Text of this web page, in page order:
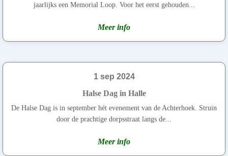
jaarlijks een Memorial Loop. Voor het eerst gehouden...
Meer info
1 sep 2024
Halse Dag in Halle
De Halse Dag is in september hét evenement van de Achterhoek. Struin
door de prachtige dorpsstraat langs de...
Meer info